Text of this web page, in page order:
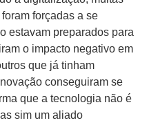
forçadas a se
estavam preparados para
o impacto negativo em
que já tinham
conseguiram se
que a tecnologia não é
sim um aliado